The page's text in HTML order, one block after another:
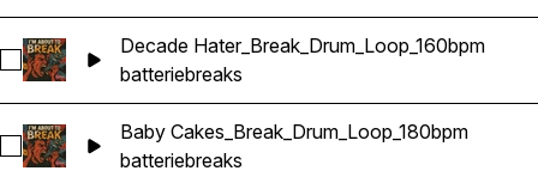
Sélectionnez Decade Hater_Break_Drum_Loop_160bpm
Decade Hater_Break_Drum_Loop_160bpm
batteriebreaks
Sélectionnez Baby Cakes_Break_Drum_Loop_180bpm
Baby Cakes_Break_Drum_Loop_180bpm
batteriebreaks